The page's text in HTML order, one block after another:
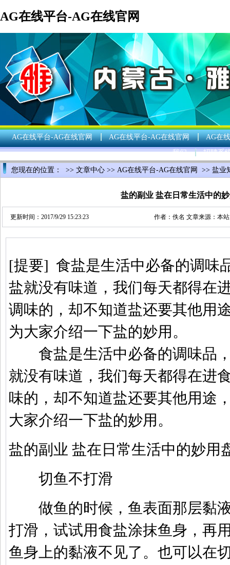
AG在线平台-AG在线官网
AG在线平台-AG在线官网 AG在线平台-AG在线官网
AG在
我们
招聘系
您现在的位置： >> 文章中心 >> AG在线平台-AG在线官网 >> 盐业
盐的副业 盐在日常生活中的
更新时间：2017/9/29 15:23:23 作者：佚名 文章来源：本
[提要]食盐是生活中必备的调味
盐就没有味道，我们每天都得在
调味的，却不知道盐还要其他用
为大家介绍一下盐的妙用。
食盐是生活中必备的调味品
就没有味道，我们每天都得在进
味的，却不知道盐还要其他用途
大家介绍一下盐的妙用。
盐的副业 盐在日常生活中的妙用
切鱼不打滑
做鱼的时候，鱼表面那层黏
打滑，试试用食盐涂抹鱼身，再
鱼身上的黏液不见了。也可以在